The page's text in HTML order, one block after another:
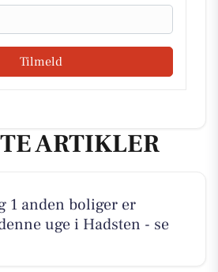
Tilmeld
ARTIKLER
1 anden boliger er
uge i Hadsten - se